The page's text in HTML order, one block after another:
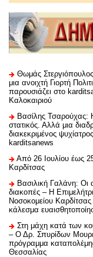
Θωμάς
μια ανοιχτή Γιορτή
παρουσιάζει στο
Καλοκαιριού
Βασίλης Τσαρούχας:
στατικός. Αλλά μια
διακεκριμένος
karditsanews
Από 26 Ιουλίου έως
Καρδίτσας
Βασιλική Γαλάνη: Οι
διακοπές – Η
Νοσοκομείου
κάλεσμα
Στη μάχη κατά των
– Ο Δρ. Σπυρίδων
πρόγραμμα
Θεσσαλίας